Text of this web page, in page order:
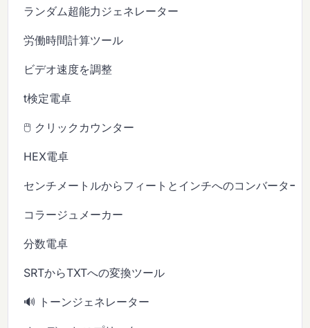
ランダム超能力ジェネレーター
労働時間計算ツール
ビデオ速度を調整
t検定電卓
🖱️ クリックカウンター
HEX電卓
センチメートルからフィートとインチへのコンバーター
コラージュメーカー
分数電卓
SRTからTXTへの変換ツール
🔊 トーンジェネレーター